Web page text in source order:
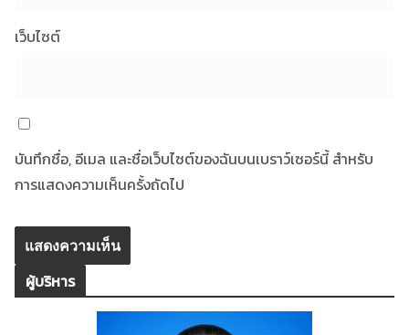
เว็บไซต์
บันทึกชื่อ, อีเมล และชื่อเว็บไซต์ของฉันบนเบราว์เซอร์นี้ สำหรับ
การแสดงความเห็นครั้งถัดไป
ผู้บริหาร